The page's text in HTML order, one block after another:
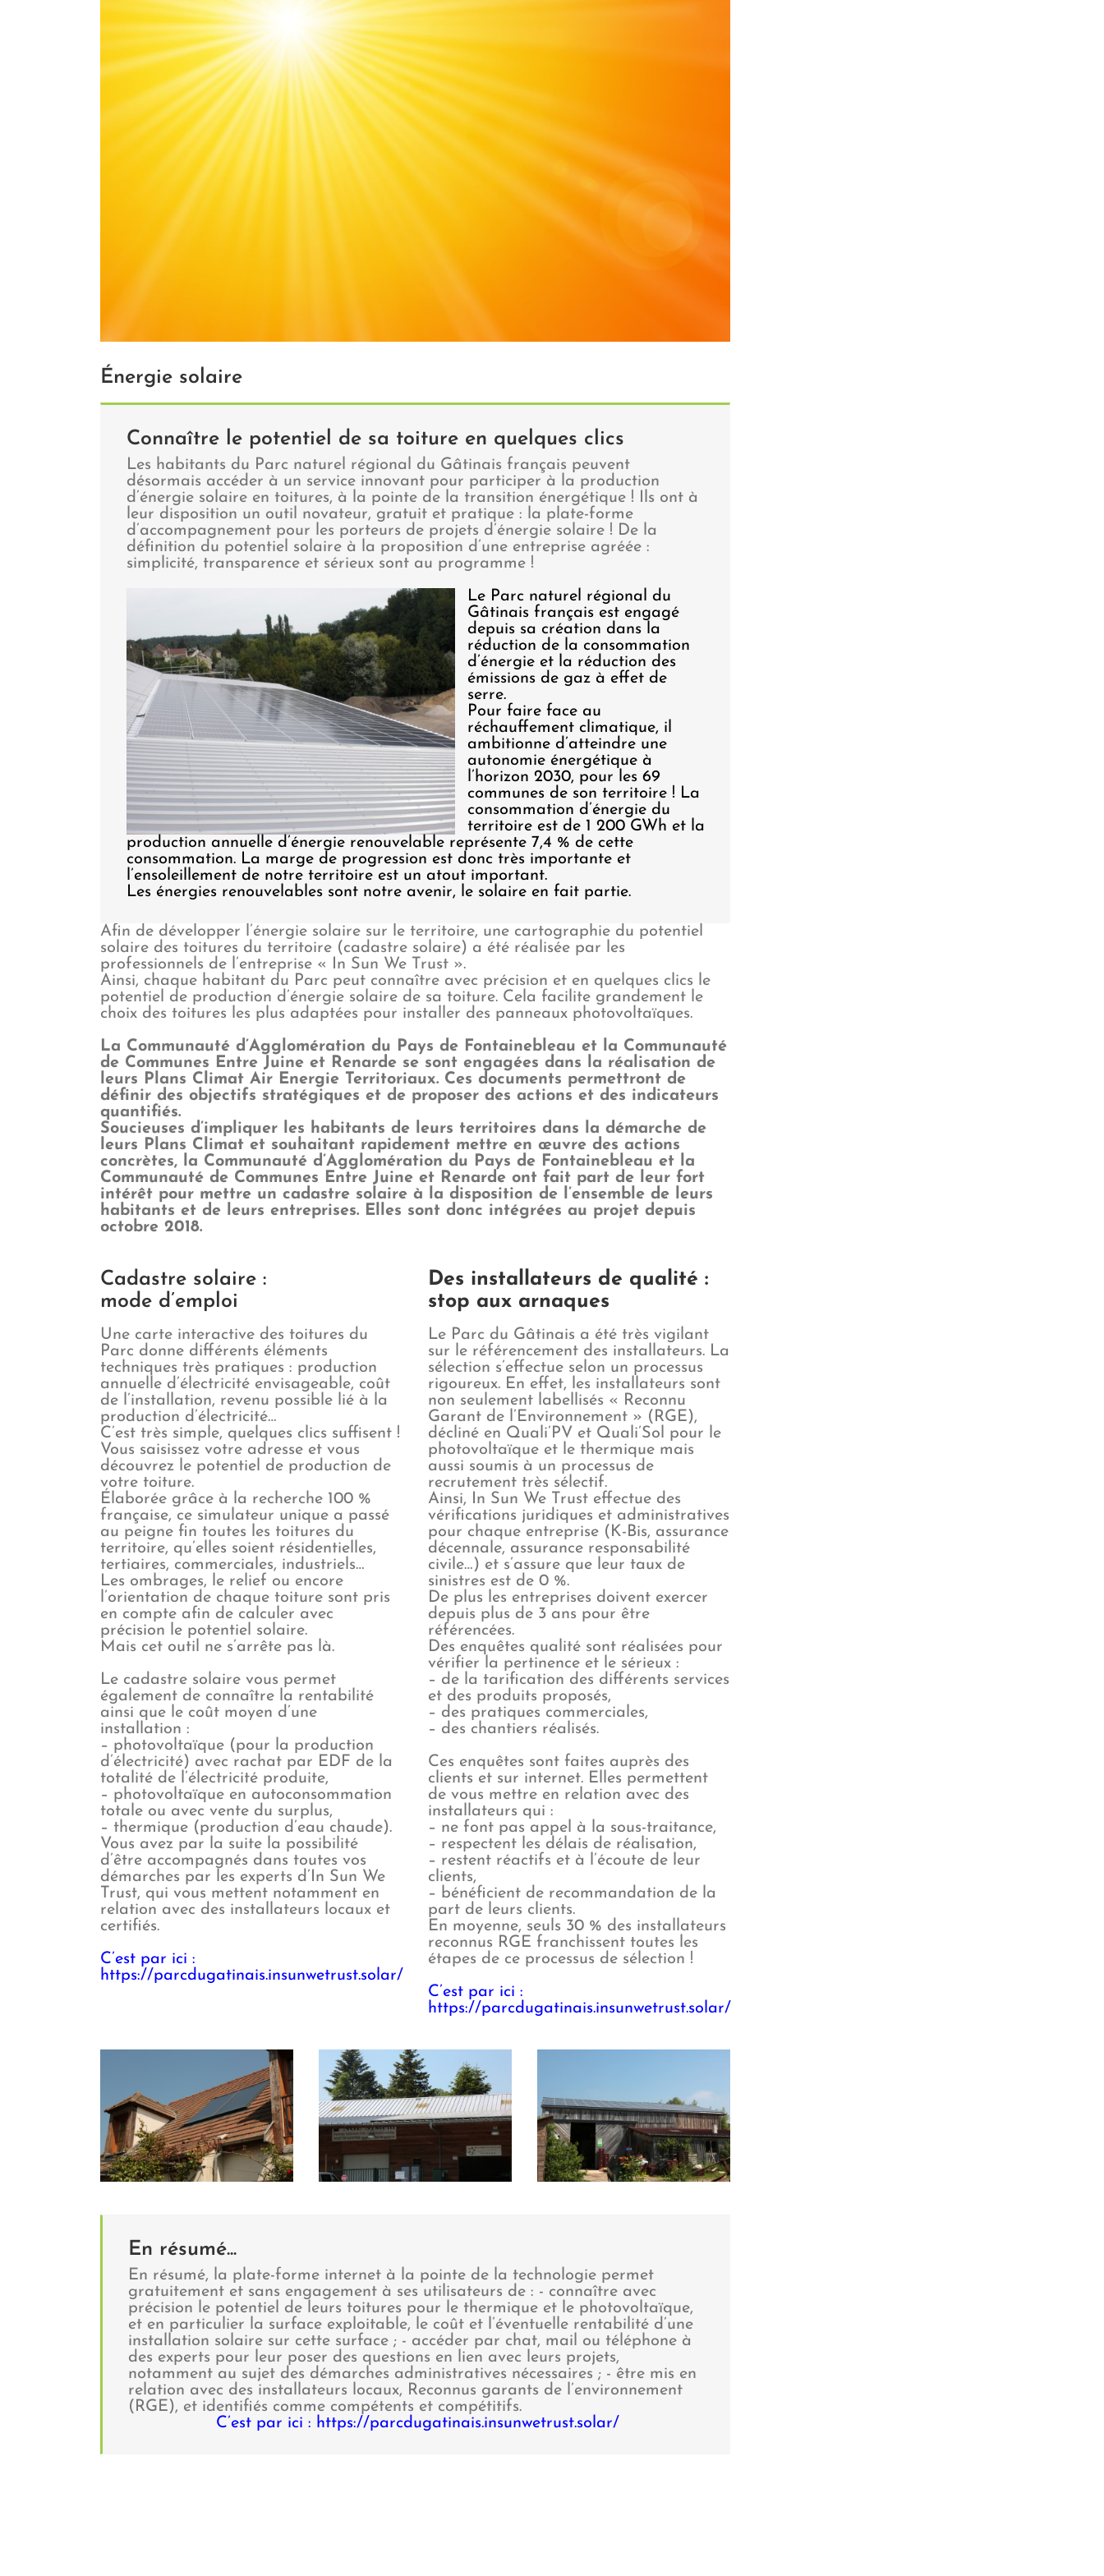
Énergie solaire
Connaître le potentiel de sa toiture en quelques clics
Les habitants du Parc naturel régional du Gâtinais français peuvent
désormais accéder à un service innovant pour participer à la production
d’énergie solaire en toitures, à la pointe de la transition énergétique ! Ils ont à
leur disposition un outil novateur, gratuit et pratique : la plate-forme
d’accompagnement pour les porteurs de projets d’énergie solaire ! De la
définition du potentiel solaire à la proposition d’une entreprise agréée :
simplicité, transparence et sérieux sont au programme !
Le Parc naturel régional du
Gâtinais français est engagé
depuis sa création dans la
réduction de la consommation
d’énergie et la réduction des
émissions de gaz à effet de
serre.
Pour faire face au
réchauffement climatique, il
ambitionne d’atteindre une
autonomie énergétique à
l’horizon 2030, pour les 69
communes de son territoire ! La
consommation d’énergie du
territoire est de 1 200 GWh et la
production annuelle d’énergie renouvelable représente 7,4 % de cette
consommation. La marge de progression est donc très importante et
l’ensoleillement de notre territoire est un atout important.
Les énergies renouvelables sont notre avenir, le solaire en fait partie.
Afin de développer l’énergie solaire sur le territoire, une cartographie du potentiel
solaire des toitures du territoire (cadastre solaire) a été réalisée par les
professionnels de l’entreprise « In Sun We Trust ».
Ainsi, chaque habitant du Parc peut connaître avec précision et en quelques clics le
potentiel de production d’énergie solaire de sa toiture. Cela facilite grandement le
choix des toitures les plus adaptées pour installer des panneaux photovoltaïques.
La Communauté d’Agglomération du Pays de Fontainebleau et la Communauté
de Communes Entre Juine et Renarde se sont engagées dans la réalisation de
leurs Plans Climat Air Energie Territoriaux. Ces documents permettront de
définir des objectifs stratégiques et de proposer des actions et des indicateurs
quantifiés.
Soucieuses d’impliquer les habitants de leurs territoires dans la démarche de
leurs Plans Climat et souhaitant rapidement mettre en œuvre des actions
concrètes, la Communauté d’Agglomération du Pays de Fontainebleau et la
Communauté de Communes Entre Juine et Renarde ont fait part de leur fort
intérêt pour mettre un cadastre solaire à la disposition de l’ensemble de leurs
habitants et de leurs entreprises. Elles sont donc intégrées au projet depuis
octobre 2018.
Cadastre solaire :
mode d’emploi
Une carte interactive des toitures du
Parc donne différents éléments
techniques très pratiques : production
annuelle d’électricité envisageable, coût
de l’installation, revenu possible lié à la
production d’électricité…
C’est très simple, quelques clics suffisent !
Vous saisissez votre adresse et vous
découvrez le potentiel de production de
votre toiture.
Élaborée grâce à la recherche 100 %
française, ce simulateur unique a passé
au peigne fin toutes les toitures du
territoire, qu’elles soient résidentielles,
tertiaires, commerciales, industriels…
Les ombrages, le relief ou encore
l’orientation de chaque toiture sont pris
en compte afin de calculer avec
précision le potentiel solaire.
Mais cet outil ne s’arrête pas là.
Le cadastre solaire vous permet
également de connaître la rentabilité
ainsi que le coût moyen d’une
installation :
– photovoltaïque (pour la production
d’électricité) avec rachat par EDF de la
totalité de l’électricité produite,
– photovoltaïque en autoconsommation
totale ou avec vente du surplus,
– thermique (production d’eau chaude).
Vous avez par la suite la possibilité
d’être accompagnés dans toutes vos
démarches par les experts d’In Sun We
Trust, qui vous mettent notamment en
relation avec des installateurs locaux et
certifiés.
C’est par ici :
https://parcdugatinais.insunwetrust.solar/
Des installateurs de qualité :
stop aux arnaques
Le Parc du Gâtinais a été très vigilant
sur le référencement des installateurs. La
sélection s’effectue selon un processus
rigoureux. En effet, les installateurs sont
non seulement labellisés « Reconnu
Garant de l’Environnement » (RGE),
décliné en Quali’PV et Quali’Sol pour le
photovoltaïque et le thermique mais
aussi soumis à un processus de
recrutement très sélectif.
Ainsi, In Sun We Trust effectue des
vérifications juridiques et administratives
pour chaque entreprise (K-Bis, assurance
décennale, assurance responsabilité
civile…) et s’assure que leur taux de
sinistres est de 0 %.
De plus les entreprises doivent exercer
depuis plus de 3 ans pour être
référencées.
Des enquêtes qualité sont réalisées pour
vérifier la pertinence et le sérieux :
– de la tarification des différents services
et des produits proposés,
– des pratiques commerciales,
– des chantiers réalisés.
Ces enquêtes sont faites auprès des
clients et sur internet. Elles permettent
de vous mettre en relation avec des
installateurs qui :
– ne font pas appel à la sous-traitance,
– respectent les délais de réalisation,
– restent réactifs et à l’écoute de leur
clients,
– bénéficient de recommandation de la
part de leurs clients.
En moyenne, seuls 30 % des installateurs
reconnus RGE franchissent toutes les
étapes de ce processus de sélection !
C’est par ici :
https://parcdugatinais.insunwetrust.solar/
En résumé...
En résumé, la plate-forme internet à la pointe de la technologie permet
gratuitement et sans engagement à ses utilisateurs de : - connaître avec
précision le potentiel de leurs toitures pour le thermique et le photovoltaïque,
et en particulier la surface exploitable, le coût et l’éventuelle rentabilité d’une
installation solaire sur cette surface ; - accéder par chat, mail ou téléphone à
des experts pour leur poser des questions en lien avec leurs projets,
notamment au sujet des démarches administratives nécessaires ; - être mis en
relation avec des installateurs locaux, Reconnus garants de l’environnement
(RGE), et identifiés comme compétents et compétitifs.
C’est par ici : https://parcdugatinais.insunwetrust.solar/